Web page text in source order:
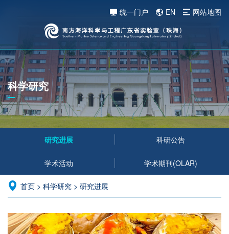
统一门户 EN 网站地图
科学研究
研究进展 科研公告
学术活动 学术期刊(OLAR)
首页 > 科学研究 > 研究进展